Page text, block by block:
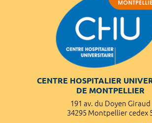
CENTRE HOSPITALIER
DE MONTPELLIER
191 av. du Doyen Giraud
34295 Montpellier cedex